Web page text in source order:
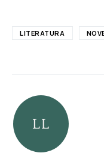
LITERATURA